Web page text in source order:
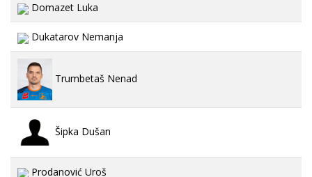
Domazet Luka
Dukatarov Nemanja
Trumbetaš Nenad
Šipka Dušan
Prodanović Uroš